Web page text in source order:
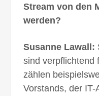
Stream von den
werden?
Susanne Lawall:
sind verpflichtend
zählen
Vorstands, der